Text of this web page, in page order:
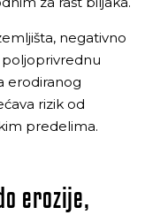
negativno
poljoprivrednu
erodiranog
rizik od
predelima.
erozije,